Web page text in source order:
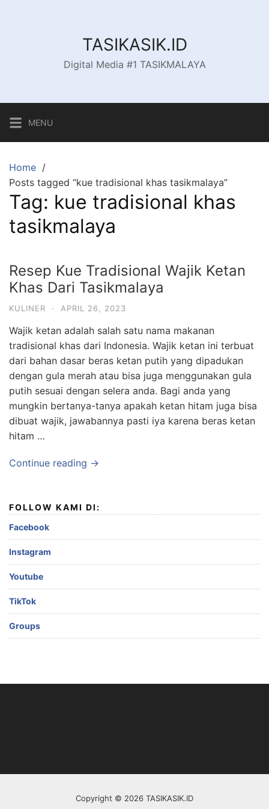
TASIKASIK.ID
Digital Media #1 TASIKMALAYA
MENU
Home
Posts tagged “kue tradisional khas tasikmalaya”
Tag: kue tradisional khas
tasikmalaya
Resep Kue Tradisional Wajik Ketan
Khas Dari Tasikmalaya
KULINER · APRIL 26, 2023
Wajik ketan adalah salah satu nama makanan
tradisional khas dari Indonesia. Wajik ketan ini terbuat
dari bahan dasar beras ketan putih yang dipadukan
dengan gula merah atau bisa juga menggunakan gula
putih sesuai dengan selera anda. Bagi anda yang
mungkin bertanya-tanya apakah ketan hitam juga bisa
dibuat wajik, jawabannya pasti iya karena beras ketan
hitam …
Continue reading →
FOLLOW KAMI DI:
Facebook
Instagram
Youtube
TikTok
Groups
Copyright © 2026 TASIKASIK.ID